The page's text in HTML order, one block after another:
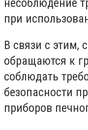
несоблюдение
при
В связи с этим,
обращаются к
соблюдать
безопасности
приборов